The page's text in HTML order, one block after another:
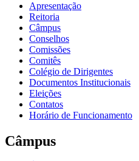
Apresentação
Reitoria
Câmpus
Conselhos
Comissões
Comitês
Colégio de Dirigentes
Documentos Institucionais
Eleições
Contatos
Horário de Funcionamento
Câmpus